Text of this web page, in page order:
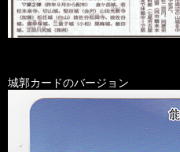
城郭カードのバージョン